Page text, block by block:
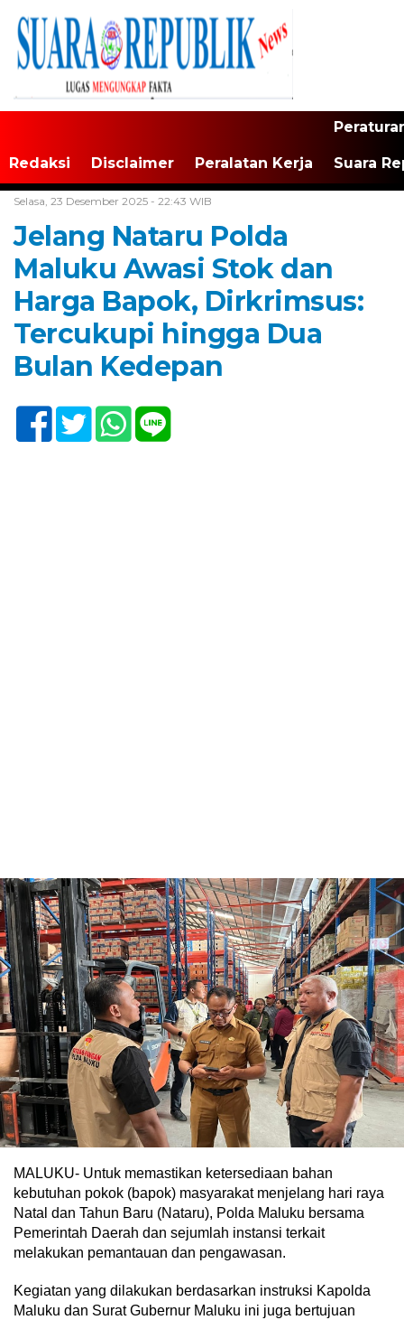
Redaksi Disclaimer Peralatan Kerja Suara
Selasa, 23 Desember 2025 - 22:43 WIB
Jelang Nataru Polda
Maluku Awasi Stok dan
Harga Bapok, Dirkrimsus:
Tercukupi hingga Dua
Bulan Kedepan
MALUKU- Untuk memastikan ketersediaan bahan
kebutuhan pokok (bapok) masyarakat menjelang hari raya
Natal dan Tahun Baru (Nataru), Polda Maluku bersama
Pemerintah Daerah dan sejumlah instansi terkait
melakukan pemantauan dan pengawasan.
Kegiatan yang dilakukan berdasarkan instruksi Kapolda
Maluku dan Surat Gubernur Maluku ini juga bertujuan